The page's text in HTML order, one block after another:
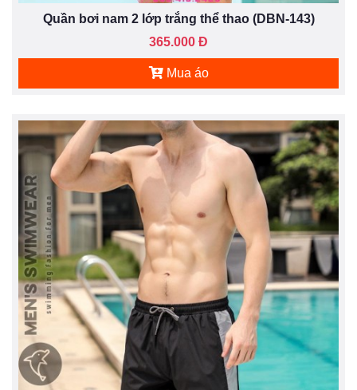
Quần bơi nam 2 lớp trắng thể thao (DBN-143)
365.000 Đ
Mua áo